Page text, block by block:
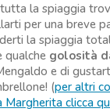
la spiaggia
per una breve
la spiaggia
qualche golosità
e di
(per altri
Margherita clicca